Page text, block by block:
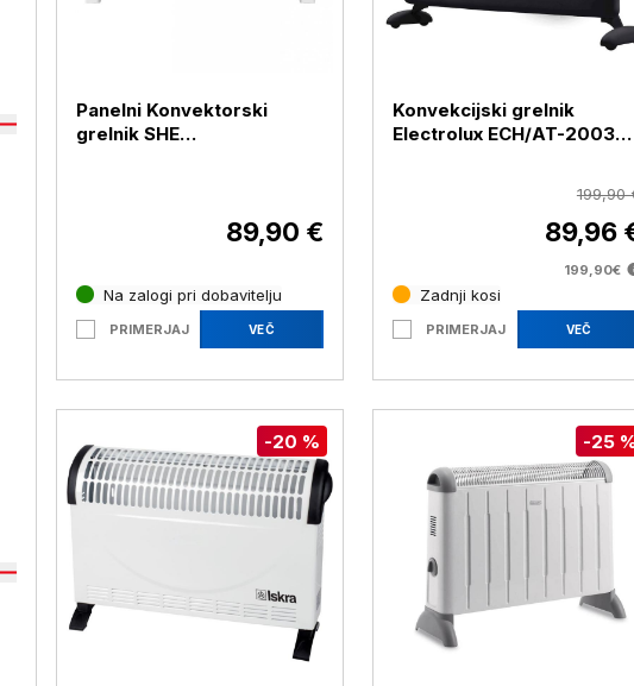
Panelni Konvektorski
grelnik SHE
89,90 €
Na zalogi pri dobavitelju
PRIMERJAJ VEČ
Konvekcijski grelnik
Electrolux ECH/AT-2003
199,90
89,96
199,90€
Zadnji kosi
PRIMERJAJ VEČ
-20 % -25